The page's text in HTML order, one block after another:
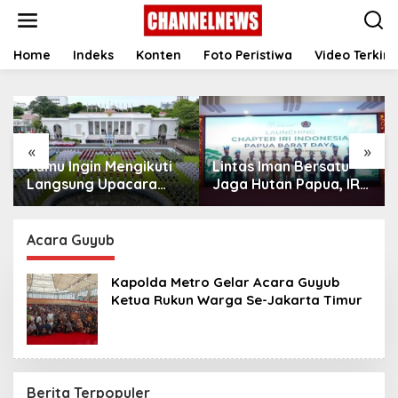
t
Home Indeks Konten Foto Peristiwa Video Terkini
« »
Kamu Ingin Mengikuti
Langsung Upacara
HUT Ke-81
Istana? Ini Link
Pendaftaran Resminya
di Sini
Lintas Iman Bersatu
Jaga Hutan Papua, IRI
Indonesia Resmikan
Acara Guyub
Kapolda Metro Gelar Acara Guyub
Ketua Rukun Warga Se-Jakarta Timur
Berita Terpopuler